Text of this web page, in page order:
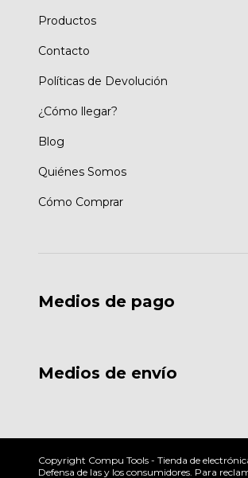
Productos
Contacto
Políticas de Devolución
¿Cómo llegar?
Blog
Quiénes Somos
Cómo Comprar
Medios de pago
Medios de envío
Copyright Compu Tools - Tienda de
Defensa de las y los consumidores. Para